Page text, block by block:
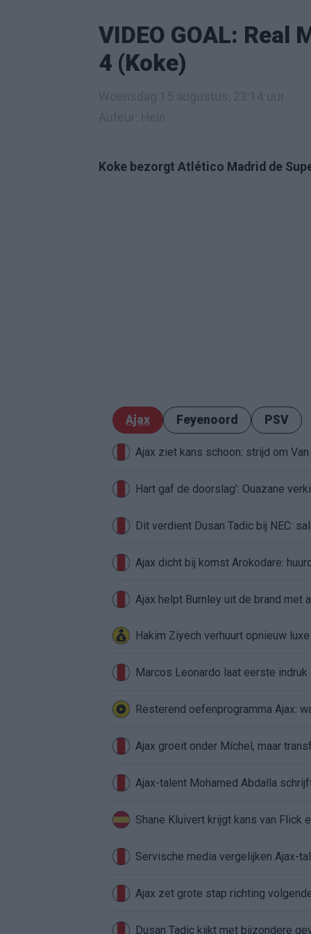
VIDEO GOAL:
4 (Koke)
Koke bezorgt Atlético Madrid de
Ajax Feyenoord PSV
Ajax ziet kans schoon: strijd om
Hart gaf de doorslag': Ouazane
Dit verdient Dusan Tadic bij NEC:
Ajax dicht bij komst Arokodare:
Ajax helpt Burnley uit de brand met
Hakim Ziyech verhuurt opnieuw
Marcos Leonardo laat eerste
Resterend oefenprogramma Ajax:
Ajax groeit onder Míchel, maar
Ajax-talent Mohamed Abdalla
Shane Kluivert krijgt kans van Flick
Servische media vergelijken Ajax-
Ajax zet grote stap richting
Dusan Tadic kijkt met bijzondere